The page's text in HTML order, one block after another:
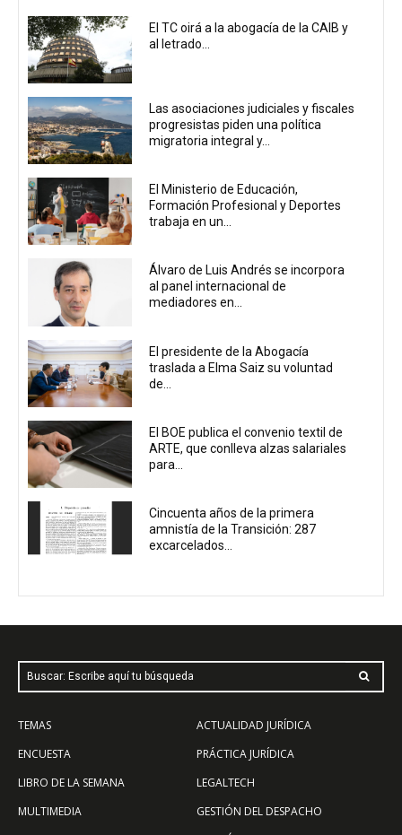
El TC oirá a la abogacía de la CAIB y
al letrado...
Las asociaciones judiciales y fiscales
progresistas piden una política
migratoria integral y...
El Ministerio de Educación,
Formación Profesional y Deportes
trabaja en un...
Álvaro de Luis Andrés se incorpora
al panel internacional de
mediadores en...
El presidente de la Abogacía
traslada a Elma Saiz su voluntad
de...
El BOE publica el convenio textil de
ARTE, que conlleva alzas salariales
para...
Cincuenta años de la primera
amnistía de la Transición: 287
excarcelados...
Buscar: Escribe aquí tu búsqueda
TEMAS
ENCUESTA
LIBRO DE LA SEMANA
MULTIMEDIA
ACTUALIDAD JURÍDICA
PRÁCTICA JURÍDICA
LEGALTECH
GESTIÓN DEL DESPACHO